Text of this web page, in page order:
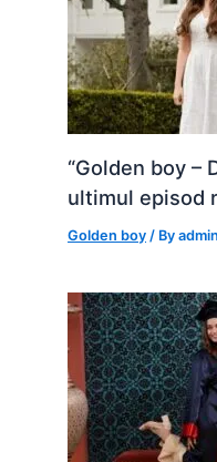
“Golden boy –
ultimul episod
Golden boy / Byadmin